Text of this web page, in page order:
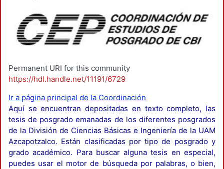
Permanent URI for this community
https://hdl.handle.net/11191/6729
Ir a página principal de la Coordinación
Aquí se encuentran depositadas en texto completo, las
tesis de posgrado emanadas de los diferentes posgrados
de la División de Ciencias Básicas e Ingeniería de la UAM
Azcapotzalco. Están clasificadas por tipo de posgrado y
grado académico. Para buscar alguna tesis en especial,
puedes usar el motor de búsqueda por palabras, o bien,